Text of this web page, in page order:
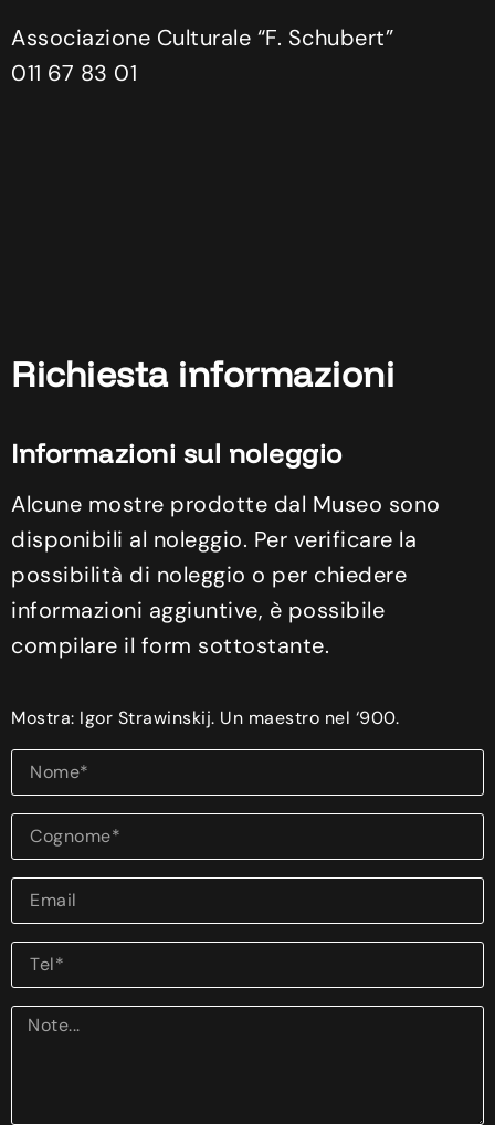
Associazione Culturale “F. Schubert”
011 67 83 01
Richiesta informazioni
Informazioni sul noleggio
Alcune mostre prodotte dal Museo sono
disponibili al noleggio. Per verificare la
possibilità di noleggio o per chiedere
informazioni aggiuntive, è possibile
compilare il form sottostante.
Mostra: Igor Strawinskij. Un maestro nel ‘900.